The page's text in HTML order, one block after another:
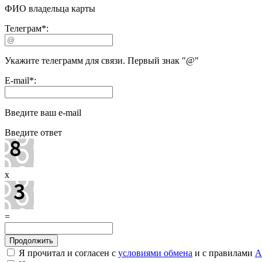
ФИО владельца карты
Телеграм*:
Укажите телеграмм для связи. Первый знак "@"
E-mail*:
Введите ваш e-mail
Введите ответ
x
=
Я прочитал и согласен с условиями обмена и с правилами